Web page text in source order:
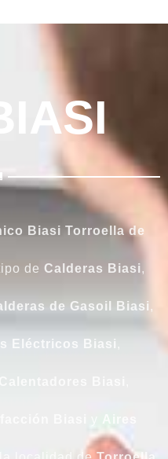
Biasi Torroella de
de Calderas Biasi,
de Gasoil Biasi ,
Eléctricos Biasi ,